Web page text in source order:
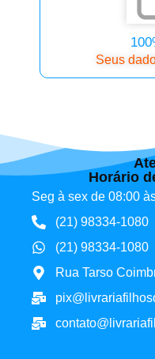
Seus
Horário
Seg à sex de 08:00
(21) 98334-1080
(21) 98334-1080
Rua Tarso